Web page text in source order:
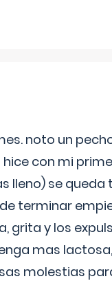
noto un
con mi
lleno) se queda
terminar
grita y los
mas
molestias